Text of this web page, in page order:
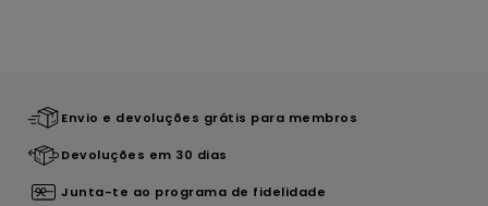
Envio e devoluções grátis para membros
Devoluções em 30 dias
Junta-te ao programa de fidelidade